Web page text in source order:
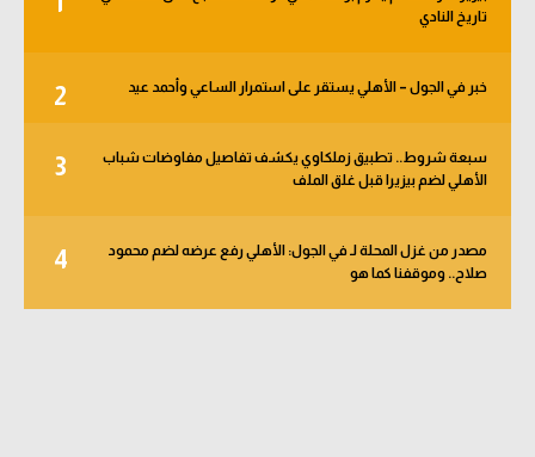
تاريخ النادي
2 خبر في الجول – الأهلي يستقر على استمرار الساعي وأحمد عيد
3
سبعة شروط.. تطبيق زملكاوي يكشف تفاصيل مفاوضات شباب
الأهلي لضم بيزيرا قبل غلق الملف
4
مصدر من غزل المحلة لـ في الجول: الأهلي رفع عرضه لضم محمود
صلاح.. وموقفنا كما هو